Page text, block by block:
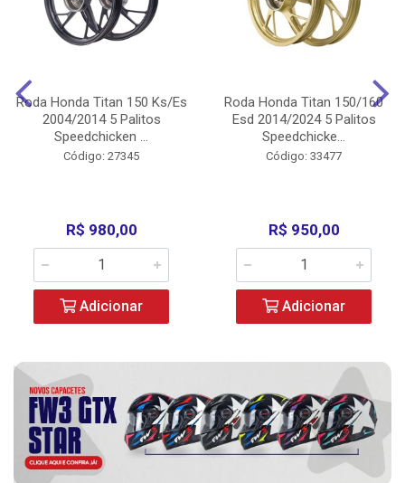
Roda Honda Titan 150 Ks/Es
2004/2014 5 Palitos
Speedchicken ...
Código: 27345
R$ 980,00
Adicionar
Roda Honda Titan 150/160
Esd 2014/2024 5 Palitos
Speedchicke...
Código: 33477
R$ 950,00
Adicionar